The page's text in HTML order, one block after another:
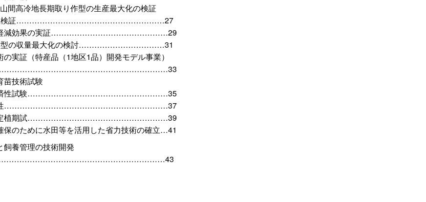
間高冷地長期取り作型の生産最大化の検証
生産性検証…………………………………………………27
障害軽減効果の実証………………………………………29
り作型の収量最大化の検討……………………………31
実証（特産品（1地区1品）開発モデル事業）
試験………………………………………………………………33
苗技術試験
及び経済性試験………………………………………………35
の生産性………………………………………………………37
めの定植期試………………………………………………39
保のために水田等を活用した省力技術の確立…41
飼養管理の技術開発
……………………………………………………………………43